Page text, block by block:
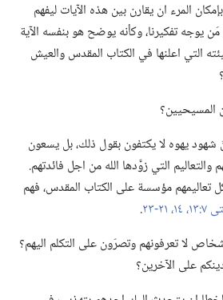
المرء ان يقارن بين هذه الآيات ليفهم
يوجه تفكيرنا،‏ وكأنه يوضح هو بنفسه الآية
التي اعلنها في الكتاب المقدس والعيش
المسيحيين؟‏
يهوه لا يكتفون بقول ذلك،‏ بل يسعون
التي زوَّدها الله من اجل فائدتهم.‏
تعاليمهم مؤسسة على الكتاب المقدس،‏ فهم
١٤،‏
‏.‏
لا تعرفونهم وتصرّون على التكلم اليهم؟‏
على الآخرين؟‏